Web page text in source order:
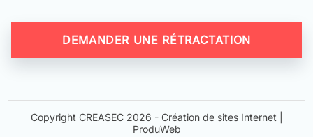
DEMANDER UNE RÉTRACTATION
Copyright CREASEC 2026 - Création de sites Internet |
ProduWeb